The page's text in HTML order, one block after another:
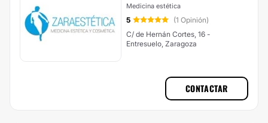
Medicina estética
5
(1 Opinión)
C/ de Hernán Cortes, 16 -
Entresuelo, Zaragoza
CONTACTAR